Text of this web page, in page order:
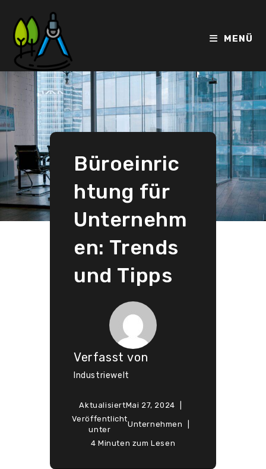
Inhalt
springen
MENÜ
Büroeinric
htung für
Unternehm
en: Trends
und Tipps
Verfasst von
Industriewelt
AktualisiertMai 27, 2024
Veröffentlicht
unter
Unternehmen
4 Minuten zum Lesen